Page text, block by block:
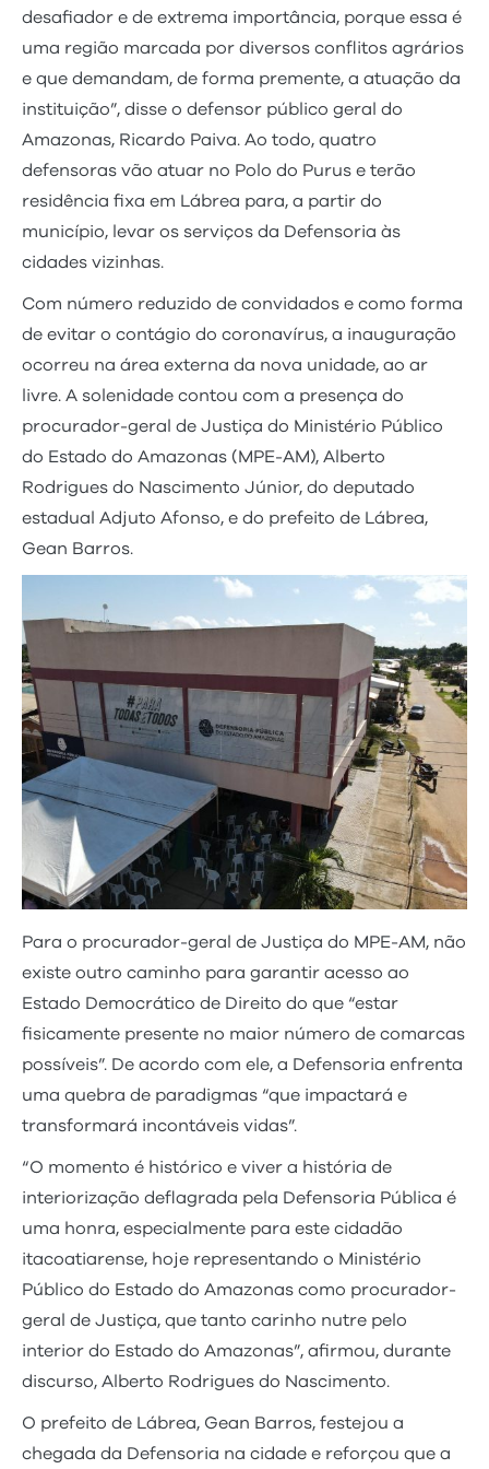
desafiador e de extrema importância, porque essa é
uma região marcada por diversos conflitos agrários
e que demandam, de forma premente, a atuação da
instituição”, disse o defensor público geral do
Amazonas, Ricardo Paiva. Ao todo, quatro
defensoras vão atuar no Polo do Purus e terão
residência fixa em Lábrea para, a partir do
município, levar os serviços da Defensoria às
cidades vizinhas.
Com número reduzido de convidados e como forma
de evitar o contágio do coronavírus, a inauguração
ocorreu na área externa da nova unidade, ao ar
livre. A solenidade contou com a presença do
procurador-geral de Justiça do Ministério Público
do Estado do Amazonas (MPE-AM), Alberto
Rodrigues do Nascimento Júnior, do deputado
estadual Adjuto Afonso, e do prefeito de Lábrea,
Gean Barros.
Para o procurador-geral de Justiça do MPE-AM, não
existe outro caminho para garantir acesso ao
Estado Democrático de Direito do que “estar
fisicamente presente no maior número de comarcas
possíveis”. De acordo com ele, a Defensoria enfrenta
uma quebra de paradigmas “que impactará e
transformará incontáveis vidas”.
“O momento é histórico e viver a história de
interiorização deflagrada pela Defensoria Pública é
uma honra, especialmente para este cidadão
itacoatiarense, hoje representando o Ministério
Público do Estado do Amazonas como procurador-
geral de Justiça, que tanto carinho nutre pelo
interior do Estado do Amazonas”, afirmou, durante
discurso, Alberto Rodrigues do Nascimento.
O prefeito de Lábrea, Gean Barros, festejou a
chegada da Defensoria na cidade e reforçou que a